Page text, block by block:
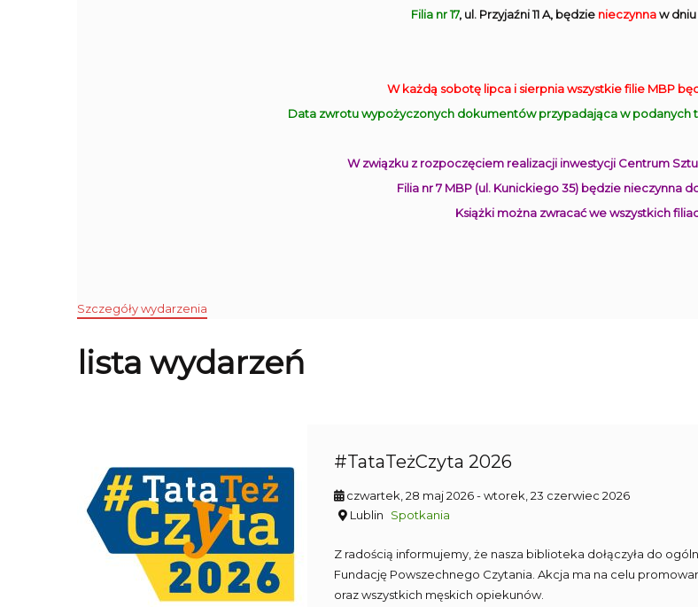
Filia nr 17, ul. Przyjaźni 11 A, będzie nieczynnaw dniu
W każdą sobotę lipca i sierpnia wszystkie filie MBP
Data zwrotu wypożyczonych dokumentów przypadająca w podanych
W związku z rozpoczęciem realizacji inwestycji Centrum
Filia nr 7 MBP (ul. Kunickiego 35) będzie nieczynna
Książki można zwracać we wszystkich
Szczegóły wydarzenia
lista wydarzeń
#TataTeżCzyta 2026
czwartek, 28 maj 2026- wtorek, 23 czerwiec 2026
Lublin
Spotkania
Z radością informujemy, że nasza biblioteka dołączyła do
Fundację Powszechnego Czytania. Akcja ma na celu
oraz wszystkich męskich opiekunów.